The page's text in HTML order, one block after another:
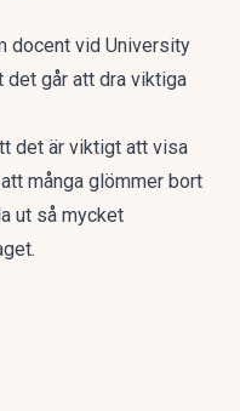
docent vid University
det går att dra viktiga
det är viktigt att visa
många glömmer bort
ut så mycket